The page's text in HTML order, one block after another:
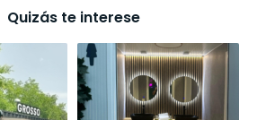
Quizás te interese